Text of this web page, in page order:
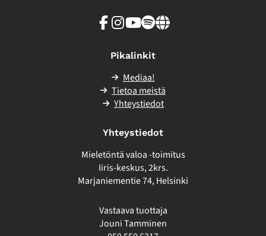
Facebook
Instagram
Youtube
SpotifyLinkki
Pikalinkit
Mediaa!
Tietoa meistä
Yhteystiedot
Yhteystiedot
Mieletöntä valoa -toimitus
Iiris-keskus, 2krs.
Marjaniementie 74, Helsinki
Vastaava tuottaja
Jouni Tamminen